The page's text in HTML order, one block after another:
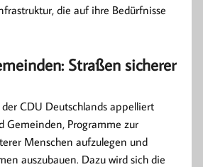
die auf ihre Bedürfnisse
Straßen sicherer
CDU Deutschlands appelliert
Gemeinden, Programme zur
Menschen aufzulegen und
auszubauen. Dazu wird sich die